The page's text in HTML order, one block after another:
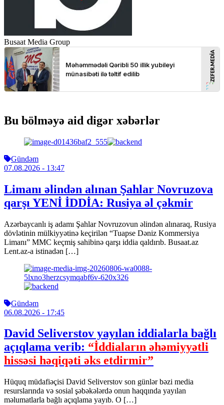
Busaat Media Group
Bu bölməyə aid digər xəbərlər
Gündəm
07.08.2026 - 13:47
Limanı əlindən alınan Şahlar Novruzova
qarşı YENİ İDDİA: Rusiya əl çəkmir
Azərbaycanlı iş adamı Şahlar Novruzovun əlindən alınaraq, Rusiya
dövlətinin mülkiyyətinə keçirilən “Tuapse Dəniz Kommersiya
Limanı” MMC keçmiş sahibinə qarşı iddia qaldırıb. Busaat.az
Lent.az-a istinadən […]
Gündəm
06.08.2026 - 17:45
David Seliverstov yayılan iddialarla bağlı
açıqlama verib: “İddiaların əhəmiyyətli
hissəsi həqiqəti əks etdirmir”
Hüquq müdafiəçisi David Seliverstov son günlər bəzi media
resurslarında və sosial şəbəkələrdə onun haqqında yayılan
məlumatlarla bağlı açıqlama yayıb. O […]